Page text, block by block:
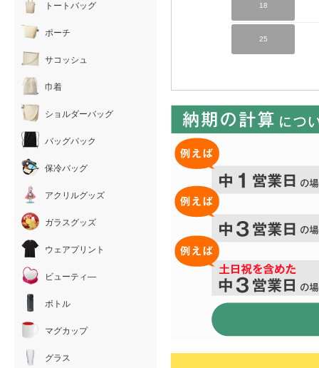
18
25
トートバッグ
ポーチ
サコッシュ
巾着
ショルダーバッグ
バッグパック
保冷バッグ
アクリルグッズ
ガラスグッズ
ウェアプリント
ビューティ―
ボトル
マグカップ
グラス